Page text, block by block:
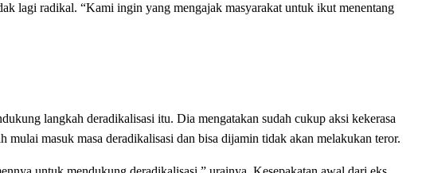
lagi radikal. “Kami ingin yang mengajak masyarakat untuk ikut menentang
langkah deradikalisasi itu. Dia mengatakan sudah cukup aksi kekerasa
masuk masa deradikalisasi dan bisa dijamin tidak akan melakukan teror.